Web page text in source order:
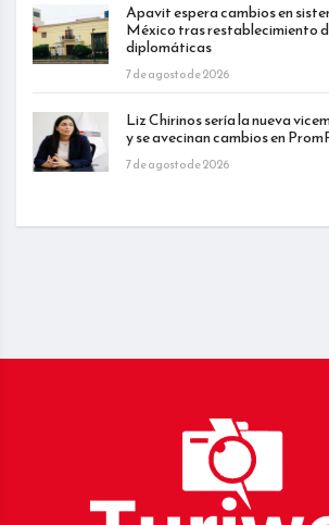
Apavit espera cambios en
México tras restablecimiento
diplomáticas
7 de agosto de 2026
Liz Chirinos sería la nueva
y se avecinan cambios en
7 de agosto de 2026